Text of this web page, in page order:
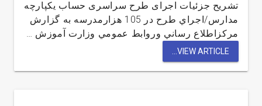
تشریح جزئیات اجرای طرح سراسری حساب یکپارچه
مدارس/اجراي طرح در 105 هزارمدرسه به گزارش
مركزاطلاع رساني وروابط عمومي وزارت آموزش …
VIEW ARTICLE...